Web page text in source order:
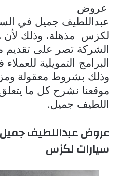
عروض
عبداللطيف جميل في
لكزس مذهلة، وذلك لأن
الشركة تصر على تقديم
البرامج التمويلية
وذلك بشروط معقولة
موقعنا نشرح كل ما
اللطيف جميل.
عروض عبداللطيف
سيارات لكزس